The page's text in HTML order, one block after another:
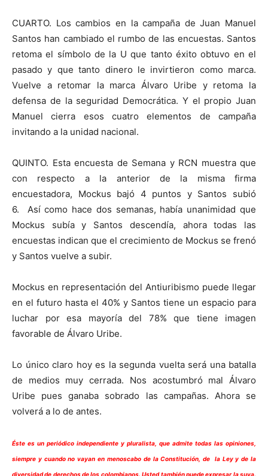
CUARTO. Los cambios en la campaña de Juan Manuel
Santos han cambiado el rumbo de las encuestas. Santos
retoma el símbolo de la U que tanto éxito obtuvo en el
pasado y que tanto dinero le invirtieron como marca.
Vuelve a retomar la marca Álvaro Uribe y retoma la
defensa de la seguridad Democrática. Y el propio Juan
Manuel cierra esos cuatro elementos de campaña
invitando a la unidad nacional.
QUINTO. Esta encuesta de Semana y RCN muestra que
con respecto a la anterior de la misma firma
encuestadora, Mockus bajó 4 puntos y Santos subió
6. Así como hace dos semanas, había unanimidad que
Mockus subía y Santos descendía, ahora todas las
encuestas indican que el crecimiento de Mockus se frenó
y Santos vuelve a subir.
Mockus en representación del Antiuribismo puede llegar
en el futuro hasta el 40% y Santos tiene un espacio para
luchar por esa mayoría del 78% que tiene imagen
favorable de Álvaro Uribe.
Lo único claro hoy es la segunda vuelta será una batalla
de medios muy cerrada. Nos acostumbró mal Álvaro
Uribe pues ganaba sobrado las campañas. Ahora se
volverá a lo de antes.
Éste es un periódico independiente y pluralista, que admite todas las opiniones,
siempre y cuando no vayan en menoscabo de la Constitución, de la Ley y de la
diversidad de derechos de los colombianos. Usted también puede expresar la suya.